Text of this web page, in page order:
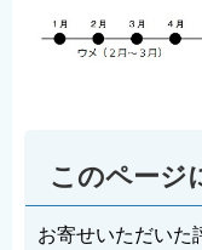
このページ
お寄せいただいた